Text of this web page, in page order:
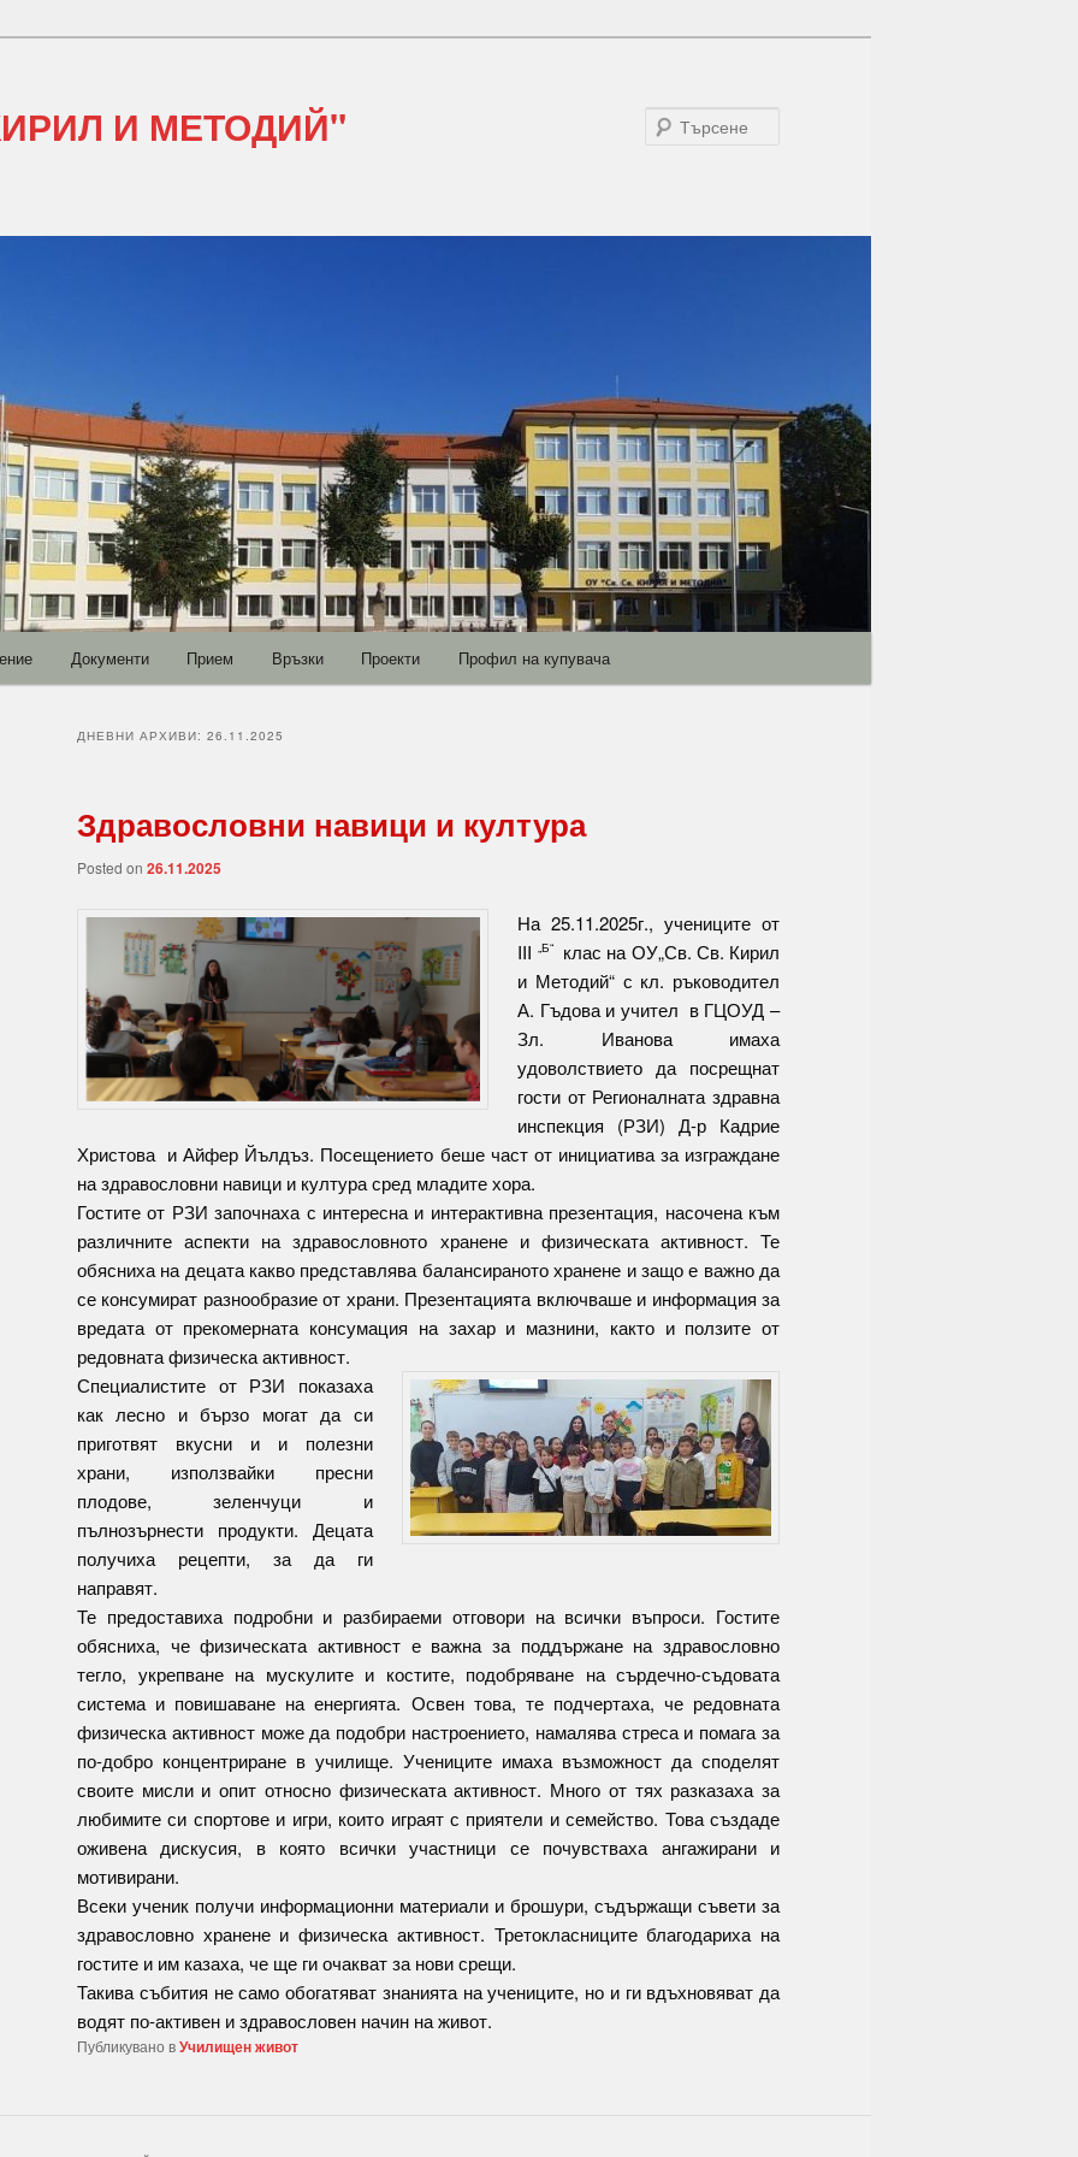
И МЕТОДИЙ"
Документи Прием Връзки Проекти Профил на купувача
ДНЕВНИ АРХИВИ: 26.11.2025
Здравословни навици и култура
Posted on 26.11.2025
На 25.11.2025г., учениците от
III „Б“клас на ОУ„Св. Св. Кирил
и Методий“ с кл. ръководител
А. Гъдова и учител в ГЦОУД –
Зл. Иванова имаха
удоволствието да посрещнат
гости от Регионалната здравна
инспекция (РЗИ) Д-р Кадрие
Христова и Айфер Йълдъз. Посещението беше част от инициатива за изграждане
на здравословни навици и култура сред младите хора.
Гостите от РЗИ започнаха с интересна и интерактивна презентация, насочена към
различните аспекти на здравословното хранене и физическата активност. Те
обясниха на децата какво представлява балансираното хранене и защо е важно да
се консумират разнообразие от храни. Презентацията включваше и информация за
вредата от прекомерната консумация на захар и мазнини, както и ползите от
редовната физическа активност.
Специалистите от РЗИ показаха
как лесно и бързо могат да си
приготвят вкусни и и полезни
храни, използвайки пресни
плодове, зеленчуци и
пълнозърнести продукти. Децата
получиха рецепти, за да ги
направят.
Те предоставиха подробни и разбираеми отговори на всички въпроси. Гостите
обясниха, че физическата активност е важна за поддържане на здравословно
тегло, укрепване на мускулите и костите, подобряване на сърдечно-съдовата
система и повишаване на енергията. Освен това, те подчертаха, че редовната
физическа активност може да подобри настроението, намалява стреса и помага за
по-добро концентриране в училище. Учениците имаха възможност да споделят
своите мисли и опит относно физическата активност. Много от тях разказаха за
любимите си спортове и игри, които играят с приятели и семейство. Това създаде
оживена дискусия, в която всички участници се почувстваха ангажирани и
мотивирани.
Всеки ученик получи информационни материали и брошури, съдържащи съвети за
здравословно хранене и физическа активност. Третокласниците благодариха на
гостите и им казаха, че ще ги очакват за нови срещи.
Такива събития не само обогатяват знанията на учениците, но и ги вдъхновяват да
водят по-активен и здравословен начин на живот.
Публикувано вУчилищен живот